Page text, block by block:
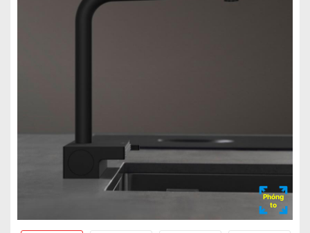
Phóng
to